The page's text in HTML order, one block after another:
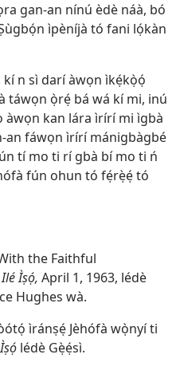
gan-an nínú èdè náà, bó
ìpèníjà tó fani lọ́kàn
kí n sì darí àwọn ìkẹ́kọ̀ọ́
táwọn ọ̀rẹ́ bá wá kí mi, inú
àwọn kan lára ìrírí mi ìgbà
an fáwọn ìrírí mánigbàgbé
tí mo ti rí gbà bí mo ti ń
fún ohun tó fẹ́rẹ̀ẹ́ tó
the Faithful
Ilé Ìṣọ́, April 1, 1963, lédè
Hughes wà.
ìránṣẹ́ Jèhófà wọ̀nyí ti
lédè Gẹ̀ẹ́sì.